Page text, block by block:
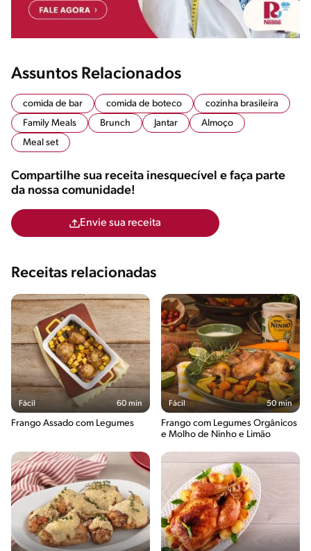
Assuntos Relacionados
comida de bar comida de boteco
cozinha brasileira
Family Meals
Brunch Jantar
Almoço
Meal set
Compartilhe sua receita inesquecível e faça parte
da nossa comunidade!
Envie sua receita
Receitas relacionadas
Fácil 60 min
Frango Assado com Legumes
Fácil 50 min
Frango com Legumes Orgânicos
e Molho de Ninho e Limão